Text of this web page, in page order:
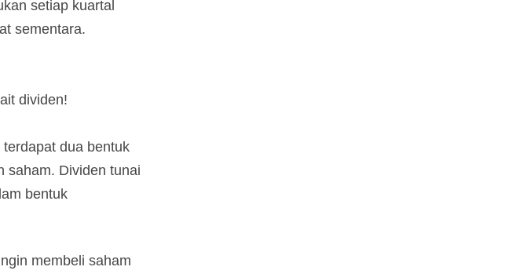
setiap kuartal
sementara.
dividen!
dua bentuk
saham. Dividen tunai
bentuk
membeli saham